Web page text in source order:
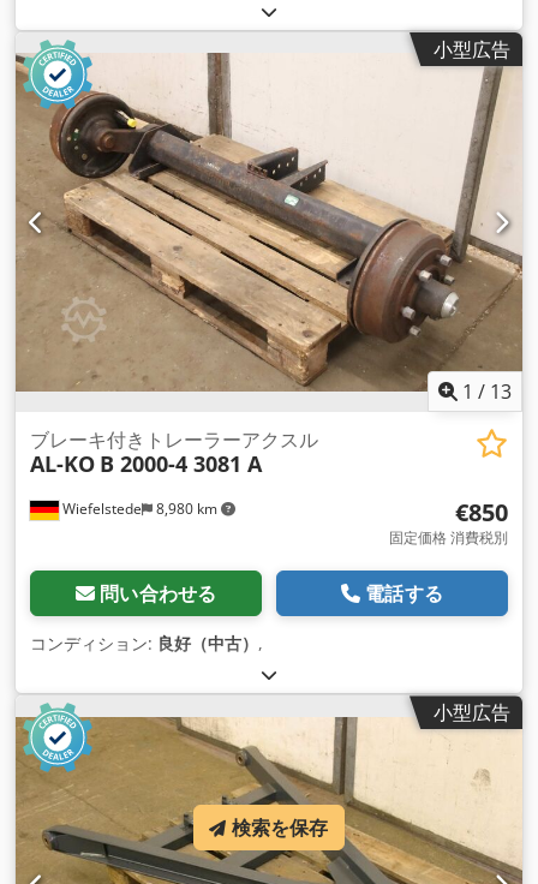
小型広告
1 / 13
Wiefelstede 8,980 km
ブレーキ付きトレーラーアクスル
AL-KO B 2000-4 3081 A
€850
固定価格 消費税別
問い合わせる 電話する
コンディション: 良好（中古） ,
小型広告
検索を保存